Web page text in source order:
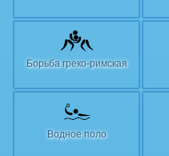
Борьба греко-римская
Водное поло